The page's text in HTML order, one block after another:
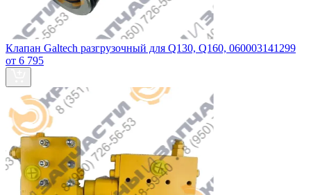
Клапан Galtech разгрузочный для Q130, Q160, 060003141299
от 6 795